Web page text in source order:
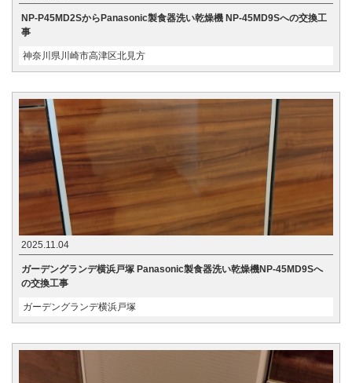
NP-P45MD2SからPanasonic製食器洗い乾燥機 NP-45MD9Sへの交換工
事
神奈川県川崎市高津区北見方
2025.11.04
ガーデングランデ横浜戸塚 Panasonic製食器洗い乾燥機NP-45MD9Sへ
の交換工事
ガーデングランデ横浜戸塚